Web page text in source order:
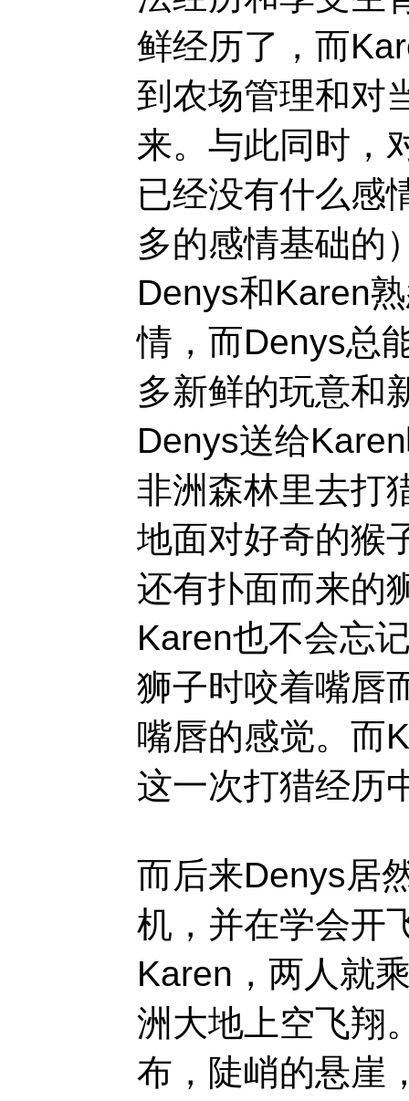
鲜经历了，而
到农场管理和对
来。与此同时，
已经没有什么感
多的感情基础的
Denys和Karen
情，而Denys总
多新鲜的玩意和
Denys送给
非洲森林里去打
地面对好奇的猴
还有扑面而来的
Karen也不会忘
狮子时咬着嘴唇
嘴唇的感觉。而
这一次打猎经历
而后来Denys居
机，并在学会开
Karen，两人就
洲大地上空飞翔
布，陡峭的悬崖